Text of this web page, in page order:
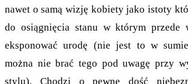
nawet o samą wizję kobiety jako istoty
do osiągnięcia stanu w którym przede
eksponować urodę (nie jest to w
można nie brać tego pod uwagę przy
stylu). Chodzi o pewne dość